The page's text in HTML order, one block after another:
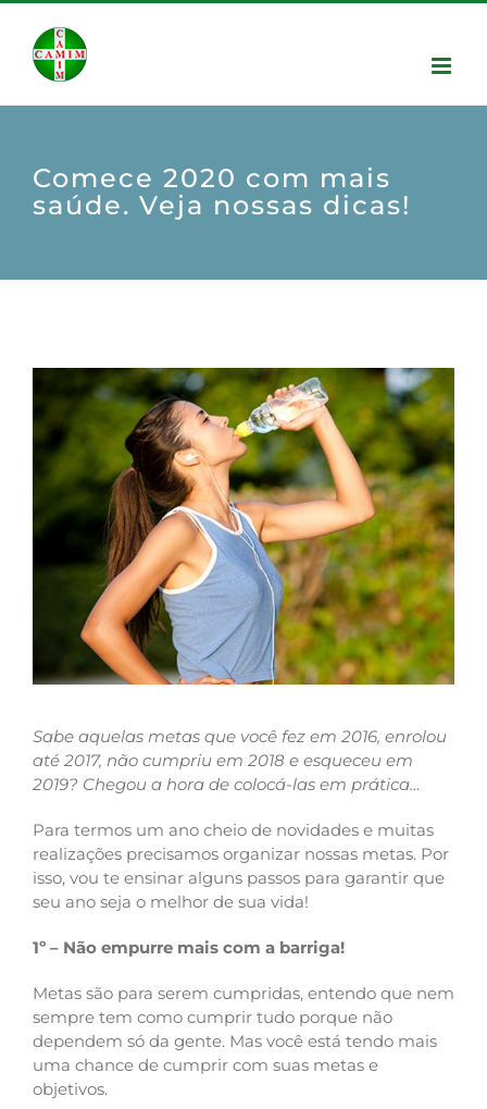
Comece 2020 com mais
saúde. Veja nossas dicas!
Sabe aquelas metas que você fez em 2016, enrolou
até 2017, não cumpriu em 2018 e esqueceu em
2019? Chegou a hora de colocá-las em prática…
Para termos um ano cheio de novidades e muitas
realizações precisamos organizar nossas metas. Por
isso, vou te ensinar alguns passos para garantir que
seu ano seja o melhor de sua vida!
1º – Não empurre mais com a barriga!
Metas são para serem cumpridas, entendo que nem
sempre tem como cumprir tudo porque não
dependem só da gente. Mas você está tendo mais
uma chance de cumprir com suas metas e
objetivos.